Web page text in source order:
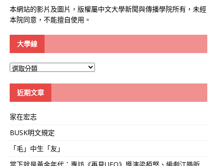
本網站的影片及圖片，版權屬中文大學新聞與傳播學院所有，未經
本院同意，不能擅自使用。
大學線
大
近期文章
家在宏志
BUSK明文規定
「毛」中生「友」